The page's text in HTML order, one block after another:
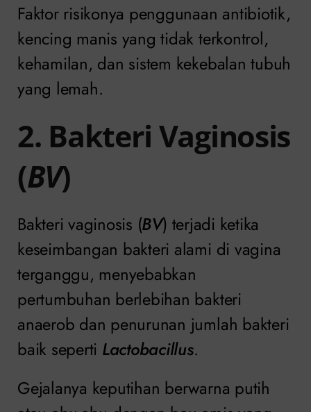
Faktor risikonya penggunaan antibiotik,
kencing manis yang tidak terkontrol,
kehamilan, dan sistem kekebalan tubuh
yang lemah.
2. Bakteri Vaginosis
(BV)
Bakteri vaginosis (BV) terjadi ketika
keseimbangan bakteri alami di vagina
terganggu, menyebabkan
pertumbuhan berlebihan bakteri
anaerob dan penurunan jumlah bakteri
baik seperti Lactobacillus.
Gejalanya keputihan berwarna putih